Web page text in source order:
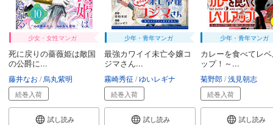
少女・女性マンガ
死に戻りの薔薇姫は敵国
の公爵に...
藤井なお 烏丸紫明
続巻入荷
試し読み
少年・青年マンガ
最強カワイイ未亡令嬢コ
ジマさん...
霧崎秀征 ゆいレギナ
続巻入荷
試し読み
少年・青年マンガ
カレーを食べてレ
ップ！～...
菊野郎 浅見朝志
続巻入荷
試し読み